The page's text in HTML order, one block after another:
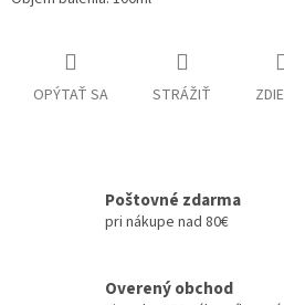
OPÝTAŤ SA STRÁŽIŤ
Poštovné zdarma
pri nákupe nad 80€
Overený obchod